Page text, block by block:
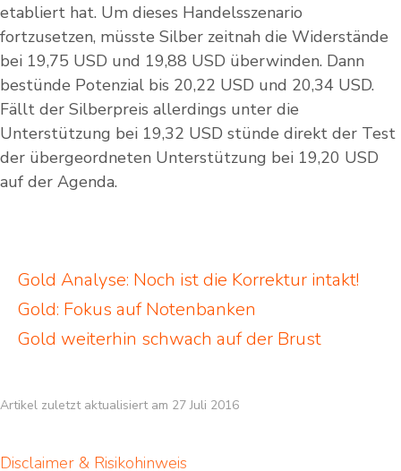
etabliert hat. Um dieses Handelsszenario
fortzusetzen, müsste Silber zeitnah die Widerstände
bei 19,75 USD und 19,88 USD überwinden. Dann
bestünde Potenzial bis 20,22 USD und 20,34 USD.
Fällt der Silberpreis allerdings unter die
Unterstützung bei 19,32 USD stünde direkt der Test
der übergeordneten Unterstützung bei 19,20 USD
auf der Agenda.
Gold Analyse: Noch ist die Korrektur intakt!
Gold: Fokus auf Notenbanken
Gold weiterhin schwach auf der Brust
Artikel zuletzt aktualisiert am 27 Juli 2016
Disclaimer & Risikohinweis